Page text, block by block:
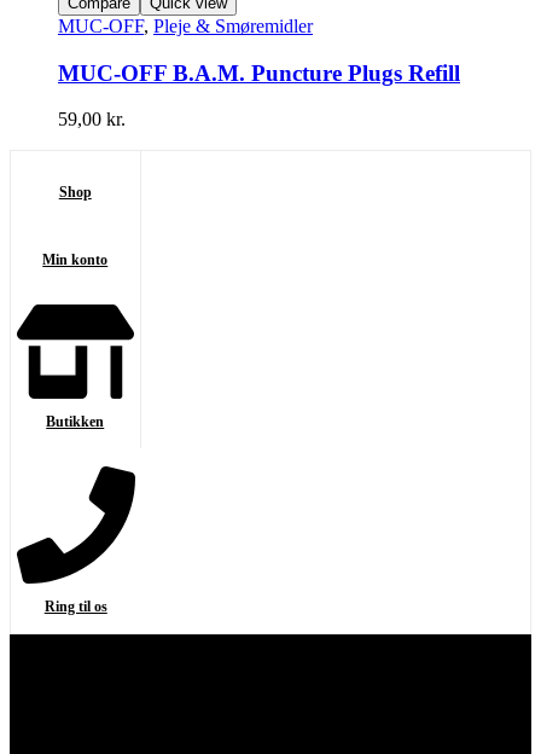
MUC-OFF, Pleje & Smøremidler
MUC-OFF B.A.M. Puncture Plugs Refill
59,00 kr.
Shop
Min konto
Butikken
Ring til os